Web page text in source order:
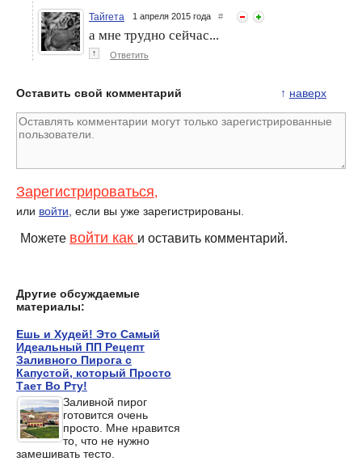
Тайгета 1 апреля 2015 года #
а мне трудно сейчас...
↑ Ответить
↑ наверх
Оставить свой комментарий
Зарегистрироваться,
или войти , если вы уже зарегистрированы.
Можете войти как и оставить комментарий.
Другие обсуждаемые
материалы:
Ешь и Худей! Это Самый
Идеальный ПП Рецепт
Заливного Пирога с
Капустой, который Просто
Тает Во Рту!
Заливной пирог
готовится очень
просто. Мне нравится
то, что не нужно
замешивать тесто.